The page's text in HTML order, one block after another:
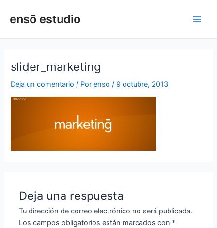
ensō estudio
slider_marketing
Deja un comentario / Porenso / 9 octubre, 2013
Deja una respuesta
Tu dirección de correo electrónico no será publicada.
Los campos obligatorios están marcados con *